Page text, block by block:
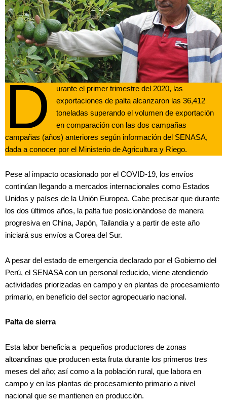
D
urante el primer trimestre del 2020, las
exportaciones de palta alcanzaron las 36,412
toneladas superando el volumen de exportación
en comparación con las dos campañas
campañas (años) anteriores según información del SENASA,
dada a conocer por el Ministerio de Agricultura y Riego.
Pese al impacto ocasionado por el COVID-19, los envíos
continúan llegando a mercados internacionales como Estados
Unidos y países de la Unión Europea. Cabe precisar que durante
los dos últimos años, la palta fue posicionándose de manera
progresiva en China, Japón, Tailandia y a partir de este año
iniciará sus envíos a Corea del Sur.
A pesar del estado de emergencia declarado por el Gobierno del
Perú, el SENASA con un personal reducido, viene atendiendo
actividades priorizadas en campo y en plantas de procesamiento
primario, en beneficio del sector agropecuario nacional.
Palta de sierra
Esta labor beneficia a pequeños productores de zonas
altoandinas que producen esta fruta durante los primeros tres
meses del año; así como a la población rural, que labora en
campo y en las plantas de procesamiento primario a nivel
nacional que se mantienen en producción.